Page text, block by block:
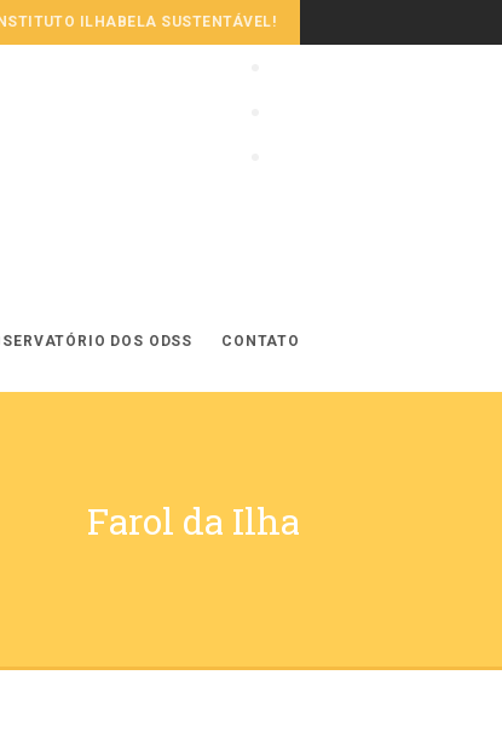
ILHABELA SUSTENTÁVEL!
DOS ODSS CONTATO
Farol da Ilha